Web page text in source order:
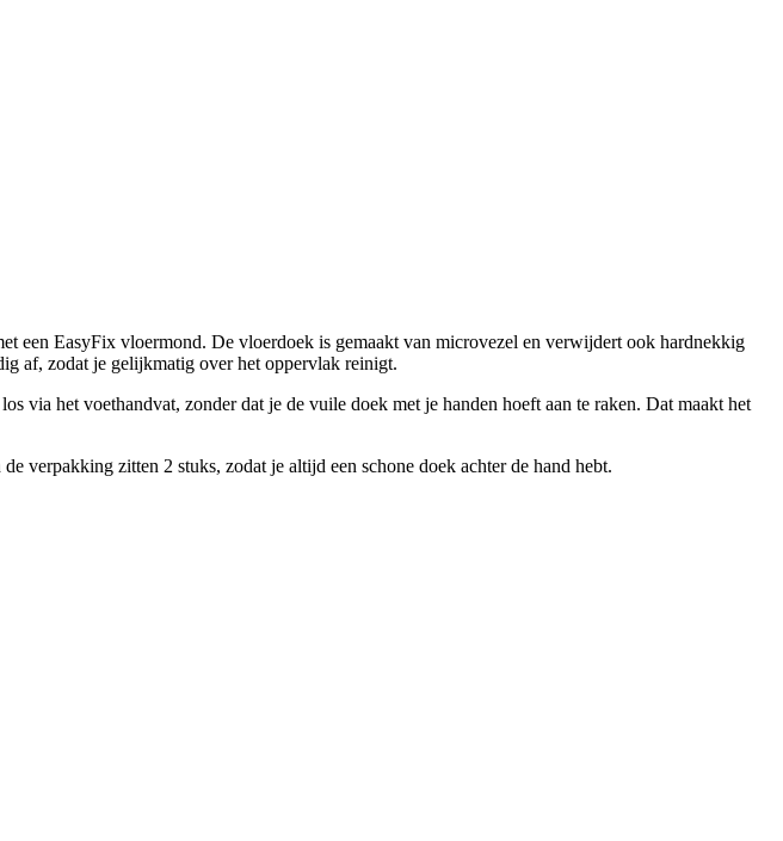
een EasyFix vloermond. De vloerdoek is gemaakt van microvezel en verwijdert ook hardnekkig
af, zodat je gelijkmatig over het oppervlak reinigt.
via het voethandvat, zonder dat je de vuile doek met je handen hoeft aan te raken. Dat maakt het
verpakking zitten 2 stuks, zodat je altijd een schone doek achter de hand hebt.